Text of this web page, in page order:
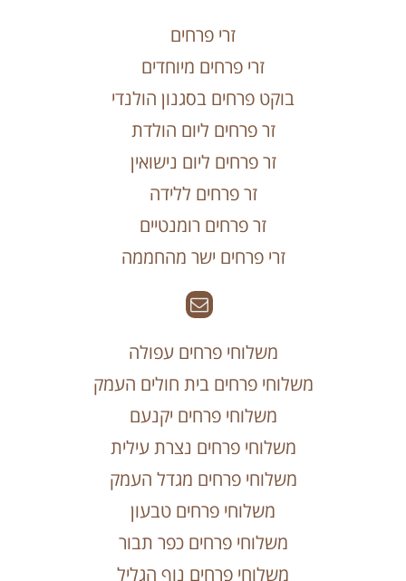
זרי פרחים
זרי פרחים מיוחדים
בוקט פרחים בסגנון הולנדי
זר פרחים ליום הולדת
זר פרחים ליום נישואין
זר פרחים ללידה
זר פרחים רומנטיים
זרי פרחים ישר מהחממה
משלוחי פרחים עפולה
משלוחי פרחים בית חולים העמק
משלוחי פרחים יקנעם
משלוחי פרחים נצרת עילית
משלוחי פרחים מגדל העמק
משלוחי פרחים טבעון
משלוחי פרחים כפר תבור
משלוחי פרחים נוף הגליל